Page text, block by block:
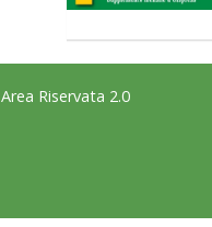
Area Riservata 2.0